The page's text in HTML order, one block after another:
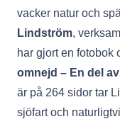
vacker natur och
Lindström,
har gjort en fotobok
omnejd – En del
är på 264 sidor tar
sjöfart och